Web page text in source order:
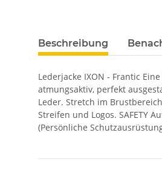
Beschreibung
Lederjacke IXON - Frantic
atmungsaktiv, perfekt
Leder. Stretch im
Streifen und Logos. SAFETY
(Persönliche